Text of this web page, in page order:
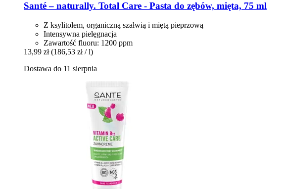
Santé – naturally. Total Care -​ Pasta do zębów, mięta, 75 ml
Z ksylitolem, organiczną szałwią i miętą pieprzową
Intensywna pielęgnacja
Zawartość fluoru: 1200 ppm
13,99 zł (186,53 zł / l)
Dostawa do 11 sierpnia